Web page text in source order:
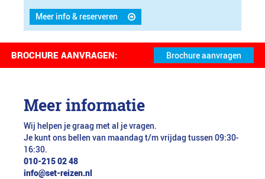
Meer info & reserveren
BROCHURE AANVRAGEN:
Meer informatie
Wij helpen je graag met al je vragen.
Je kunt ons bellen van maandag t/m vrijdag tussen 09:30-
16:30.
010-215 02 48
info@set-reizen.nl